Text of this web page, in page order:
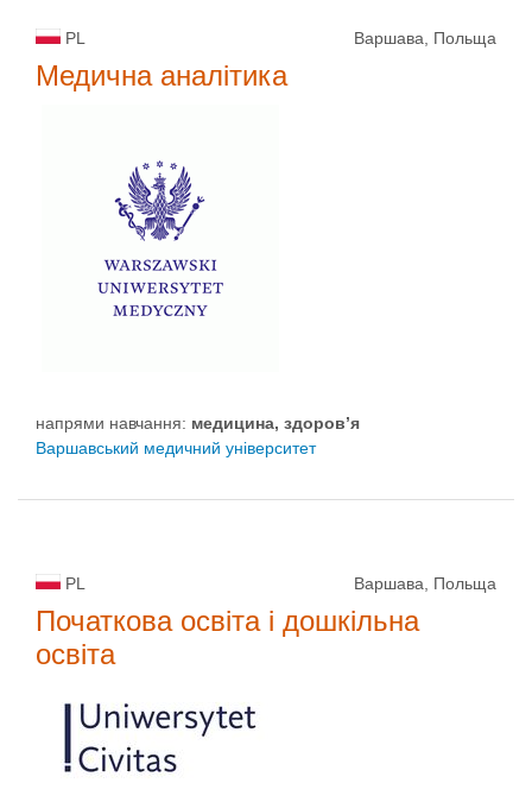
PL Варшава, Польща
Медична аналітика
напрями навчання: медицина, здоров’я
Варшавський медичний університет
PL Варшава, Польща
Початкова освіта і дошкільна
освіта